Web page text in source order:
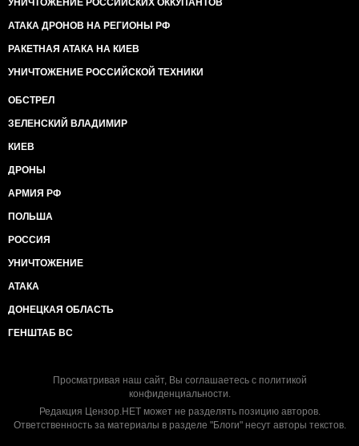
УНИЧТОЖЕНИЕ РОССИЙСКИХ ОККУПАНТОВ
АТАКА ДРОНОВ НА РЕГИОНЫ РФ
РАКЕТНАЯ АТАКА НА КИЕВ
УНИЧТОЖЕНИЕ РОССИЙСКОЙ ТЕХНИКИ
ОБСТРЕЛ
ЗЕЛЕНСКИЙ ВЛАДИМИР
КИЕВ
ДРОНЫ
АРМИЯ РФ
ПОЛЬША
РОССИЯ
УНИЧТОЖЕНИЕ
АТАКА
ДОНЕЦКАЯ ОБЛАСТЬ
ГЕНШТАБ ВС
Просматривая наш сайт, Вы соглашаетесь с политикой
конфиденциальности.
Редакция Цензор.НЕТ может не разделять позицию авторов.
Ответственность за материалы в разделе "Блоги" несут авторы текстов.